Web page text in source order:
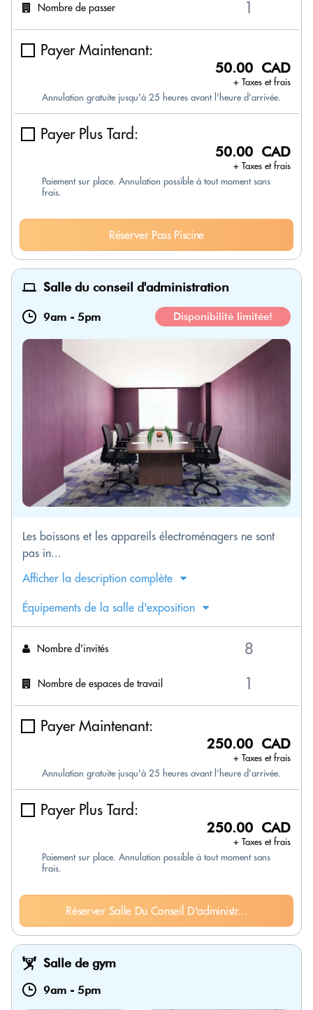
Nombre de passer
Payer Maintenant:
50.00 CAD
+ Taxes et frais
Annulation gratuite jusqu'à 25 heures avant l'heure d'arrivée.
Payer Plus Tard:
50.00 CAD
+ Taxes et frais
Paiement sur place. Annulation possible à tout moment sans
frais.
Réserver Pass Piscine
Salle du conseil d'administration
9am - 5pm Disponibilité limitée!
Les boissons et les appareils électroménagers ne sont
pas in...
Afficher la description complète
Équipements de la salle d'exposition
Nombre d'invités
Nombre de espaces de travail
Payer Maintenant:
250.00 CAD
+ Taxes et frais
Annulation gratuite jusqu'à 25 heures avant l'heure d'arrivée.
Payer Plus Tard:
250.00 CAD
+ Taxes et frais
Paiement sur place. Annulation possible à tout moment sans
frais.
Réserver Salle Du Conseil D'administr...
Salle de gym
9am - 5pm